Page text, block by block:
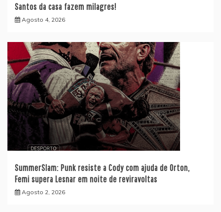
Santos da casa fazem milagres!
Agosto 4, 2026
SummerSlam: Punk resiste a Cody com ajuda de Orton,
Femi supera Lesnar em noite de reviravoltas
Agosto 2, 2026